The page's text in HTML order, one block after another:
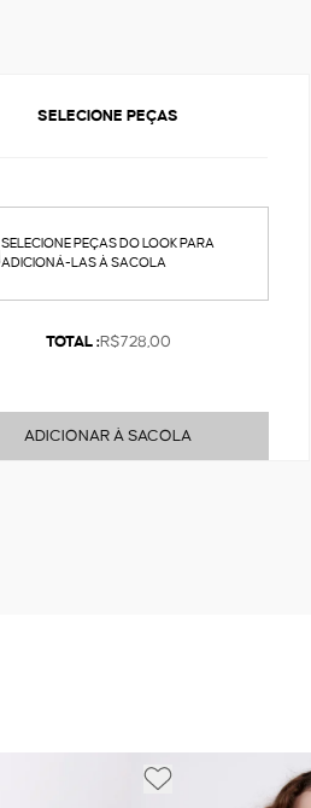
SELECIONE PEÇAS
SELECIONE PEÇAS DO LOOK PARA
ADICIONÁ-LAS À SACOLA
TOTAL :R$728,00
ADICIONAR À SACOLA